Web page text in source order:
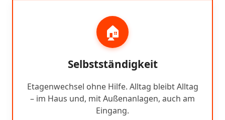
🏠
Selbstständigkeit
Etagenwechsel ohne Hilfe. Alltag bleibt Alltag
– im Haus und, mit Außenanlagen, auch am
Eingang.